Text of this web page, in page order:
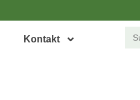
Kontakt
for: